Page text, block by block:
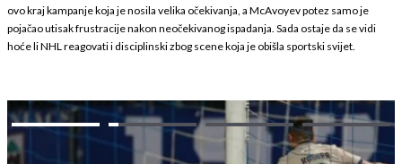
ovo kraj kampanje koja je nosila velika očekivanja, a McAvoyev potez samo je
pojačao utisak frustracije nakon neočekivanog ispadanja. Sada ostaje da se vidi
hoće li NHL reagovati i disciplinski zbog scene koja je obišla sportski svijet.